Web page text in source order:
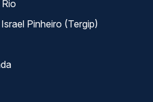
Pinheiro (Tergip)